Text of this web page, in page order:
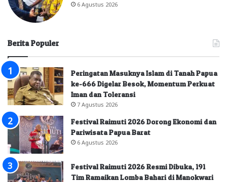
6 Agustus 2026
Berita Populer
Peringatan Masuknya Islam di Tanah Papua
ke-666 Digelar Besok, Momentum Perkuat
Iman dan Toleransi
7 Agustus 2026
Festival Raimuti 2026 Dorong Ekonomi dan
Pariwisata Papua Barat
6 Agustus 2026
Festival Raimuti 2026 Resmi Dibuka, 191
Tim Ramaikan Lomba Bahari di Manokwari